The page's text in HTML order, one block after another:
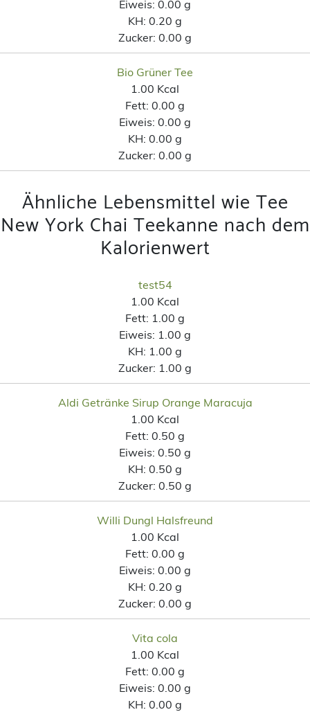
Eiweis: 0.00 g
KH: 0.20 g
Zucker: 0.00 g
Bio Grüner Tee
1.00 Kcal
Fett: 0.00 g
Eiweis: 0.00 g
KH: 0.00 g
Zucker: 0.00 g
Ähnliche Lebensmittel wie Tee
New York Chai Teekanne nach dem
Kalorienwert
test54
1.00 Kcal
Fett: 1.00 g
Eiweis: 1.00 g
KH: 1.00 g
Zucker: 1.00 g
Aldi Getränke Sirup Orange Maracuja
1.00 Kcal
Fett: 0.50 g
Eiweis: 0.50 g
KH: 0.50 g
Zucker: 0.50 g
Willi Dungl Halsfreund
1.00 Kcal
Fett: 0.00 g
Eiweis: 0.00 g
KH: 0.20 g
Zucker: 0.00 g
Vita cola
1.00 Kcal
Fett: 0.00 g
Eiweis: 0.00 g
KH: 0.00 g